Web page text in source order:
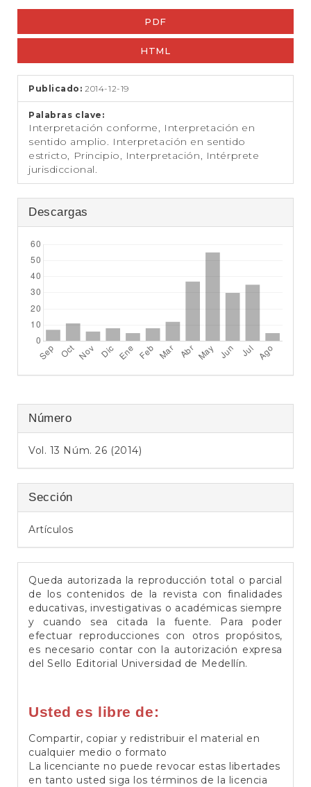
i
a
l
Barra
lateral
artículo
PDF
HTML
Publicado:2014-12-19
Palabras clave:
Interpretación conforme, Interpretación en
sentido amplio. Interpretación en sentido
estricto, Principio, Interpretación, Intérprete
jurisdiccional.
Descargas
Número
Vol. 13 Núm. 26 (2014)
Sección
Artículos
Queda autorizada la reproducción total o parcial
de los contenidos de la revista con finalidades
educativas, investigativas o académicas siempre
y cuando sea citada la fuente. Para poder
efectuar reproducciones con otros propósitos,
es necesario contar con la autorización expresa
del Sello Editorial Universidad de Medellín.
Usted es libre de:
Compartir, copiar y redistribuir el material en
cualquier medio o formato
La licenciante no puede revocar estas libertades
en tanto usted siga los términos de la licencia